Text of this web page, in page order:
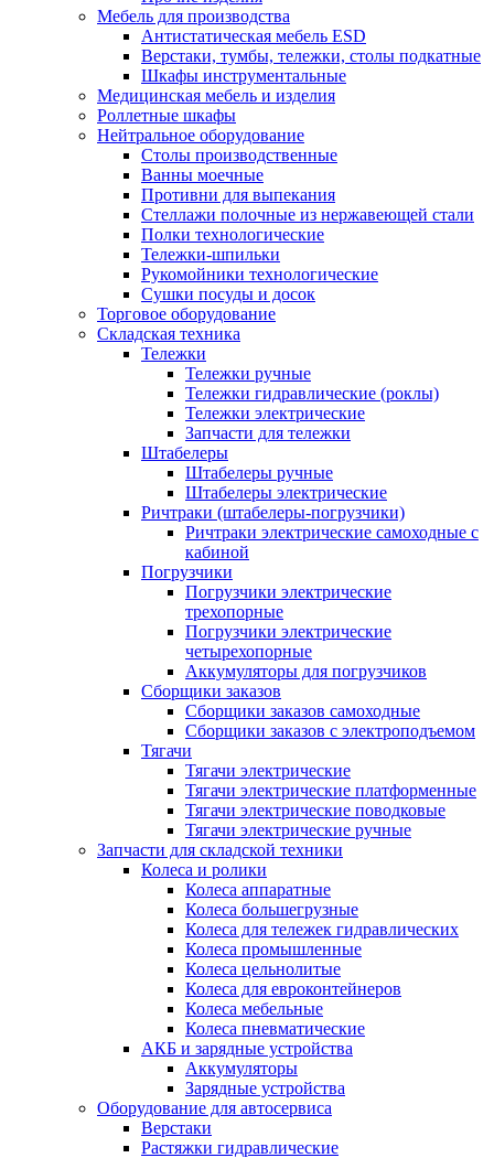
Мебель для производства
Антистатическая мебель ESD
Верстаки, тумбы, тележки, столы подкатные
Шкафы инструментальные
Медицинская мебель и изделия
Роллетные шкафы
Нейтральное оборудование
Столы производственные
Ванны моечные
Противни для выпекания
Стеллажи полочные из нержавеющей стали
Полки технологические
Тележки-шпильки
Рукомойники технологические
Сушки посуды и досок
Торговое оборудование
Складская техника
Тележки
Тележки ручные
Тележки гидравлические (роклы)
Тележки электрические
Запчасти для тележки
Штабелеры
Штабелеры ручные
Штабелеры электрические
Ричтраки (штабелеры-погрузчики)
Ричтраки электрические самоходные с
кабиной
Погрузчики
Погрузчики электрические
трехопорные
Погрузчики электрические
четырехопорные
Аккумуляторы для погрузчиков
Сборщики заказов
Сборщики заказов самоходные
Сборщики заказов с электроподъемом
Тягачи
Тягачи электрические
Тягачи электрические платформенные
Тягачи электрические поводковые
Тягачи электрические ручные
Запчасти для складской техники
Колеса и ролики
Колеса аппаратные
Колеса большегрузные
Колеса для тележек гидравлических
Колеса промышленные
Колеса цельнолитые
Колеса для евроконтейнеров
Колеса мебельные
Колеса пневматические
АКБ и зарядные устройства
Аккумуляторы
Зарядные устройства
Оборудование для автосервиса
Верстаки
Растяжки гидравлические